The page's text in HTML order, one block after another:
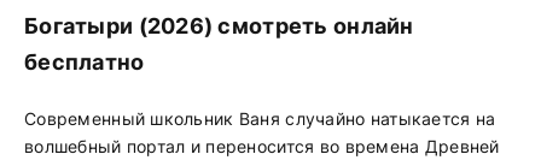
Богатыри (2026) смотреть онлайн
бесплатно
Современный школьник Ваня случайно натыкается на
волшебный портал и переносится во времена Древней